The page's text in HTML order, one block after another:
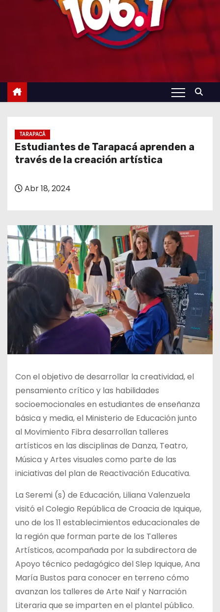
TARAPACÁ
Estudiantes de Tarapacá aprenden a
través de la creación artística
Abr 18, 2024
Con el objetivo de desarrollar la creatividad, el
pensamiento crítico y las habilidades
socioemocionales en estudiantes de enseñanza
básica y media, el Ministerio de Educación junto
al Movimiento Fibra desarrollan talleres
artísticos en las disciplinas de Danza, Teatro,
Música y Artes visuales como parte de las
iniciativas del plan de Reactivación Educativa.
La Seremi (s) de Educación, Liliana Valenzuela
visitó el Colegio República de Croacia de Iquique,
uno de los 11 establecimientos educacionales de
la región que forman parte de los Talleres
Artísticos, acompañada por la subdirectora de
Apoyo técnico pedagógico del Slep Iquique, Ana
María Bustos para conocer en terreno cómo
avanzan los talleres de Arte Naif y Narración
Literaria que se imparten en el plantel público.